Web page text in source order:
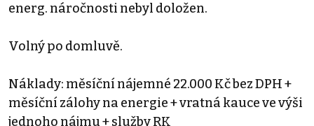
energ. náročnosti nebyl doložen.
Volný po domluvě.
Náklady: měsíční nájemné 22.000 Kč bez DPH +
měsíční zálohy na energie + vratná kauce ve výši
jednoho nájmu + služby RK